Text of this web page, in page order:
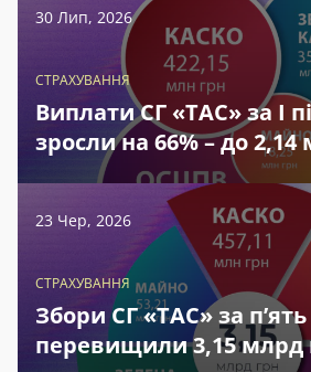
30 Лип, 2026
СТРАХУВАННЯ
Виплати СГ «ТАС» за І
зросли на 66% – до
23 Чер, 2026
СТРАХУВАННЯ
Збори СГ «ТАС» за п’ять
перевищили 3,15 млрд